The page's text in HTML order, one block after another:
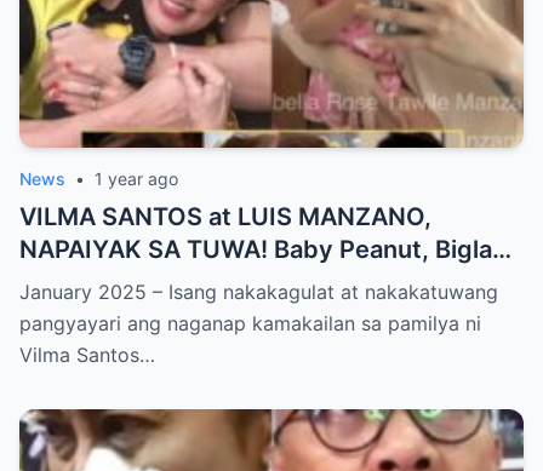
News • 1 year ago
VILMA SANTOS at LUIS MANZANO,
NAPAIYAK SA TUWA! Baby Peanut, Biglang
NAGSALITA ng DIRETSO sa Harap ng Lahat
— Jessy Mendiola, EMOSYONAL sa
Milestone ng Anak! Netizens Kinilig at Na-
January 2025 – Isang nakakagulat at nakakatuwang
pangyayari ang naganap kamakailan sa pamilya ni
Vilma Santos…